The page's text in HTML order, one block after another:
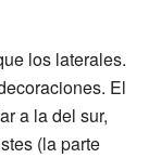
los laterales.
El
a la del sur,
(la parte